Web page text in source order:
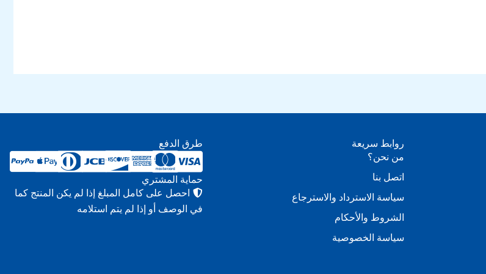
روابط سريعة
من نحن؟
اتصل بنا
سياسة الاسترداد والاسترجاع
الشروط والأحكام
سياسة الخصوصية
طرق الدفع
حماية المشتري
احصل على كامل المبلغ إذا لم يكن المنتج كما
في الوصف أو إذا لم يتم استلامه